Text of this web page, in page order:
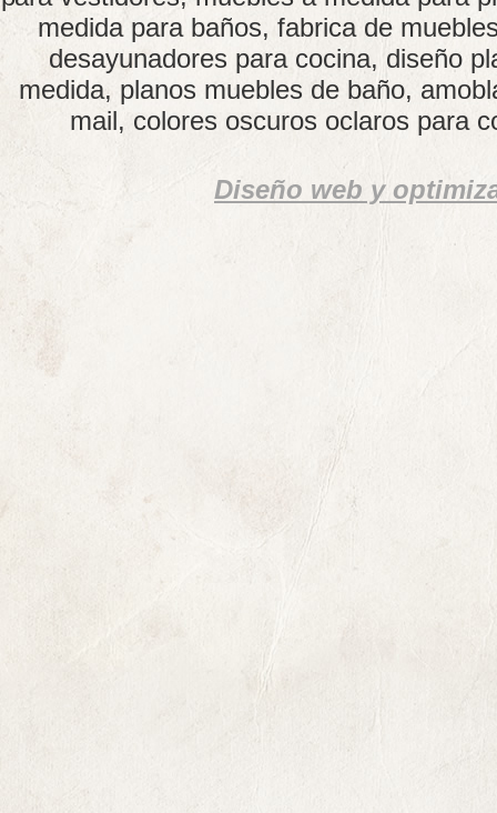
medida para baños, fabrica de
desayunadores para cocina, diseño
medida, planos muebles de baño,
mail, colores oscuros oclaros para
Diseño web y